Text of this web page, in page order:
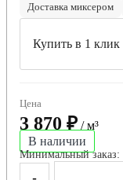
Доставка миксером
Купить в 1 клик
Цена
3 870 ₽ / м³
В наличии
Минимальный заказ: